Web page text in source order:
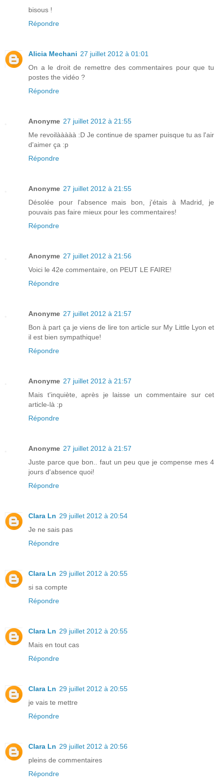
bisous !
Répondre
Alicia Mechani 27 juillet 2012 à 01:01
On a le droit de remettre des commentaires pour que tu
postes the vidéo ?
Répondre
Anonyme 27 juillet 2012 à 21:55
Me revoilààààà :D Je continue de spamer puisque tu as l'air
d'aimer ça :p
Répondre
Anonyme 27 juillet 2012 à 21:55
Désolée pour l'absence mais bon, j'étais à Madrid, je
pouvais pas faire mieux pour les commentaires!
Répondre
Anonyme 27 juillet 2012 à 21:56
Voici le 42e commentaire, on PEUT LE FAIRE!
Répondre
Anonyme 27 juillet 2012 à 21:57
Bon à part ça je viens de lire ton article sur My Little Lyon et
il est bien sympathique!
Répondre
Anonyme 27 juillet 2012 à 21:57
Mais t'inquiète, après je laisse un commentaire sur cet
article-là :p
Répondre
Anonyme 27 juillet 2012 à 21:57
Juste parce que bon.. faut un peu que je compense mes 4
jours d'absence quoi!
Répondre
Clara Ln 29 juillet 2012 à 20:54
Je ne sais pas
Répondre
Clara Ln 29 juillet 2012 à 20:55
si sa compte
Répondre
Clara Ln 29 juillet 2012 à 20:55
Mais en tout cas
Répondre
Clara Ln 29 juillet 2012 à 20:55
je vais te mettre
Répondre
Clara Ln 29 juillet 2012 à 20:56
pleins de commentaires
Répondre